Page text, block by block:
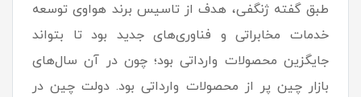
طبق گفته ژنگفی، هدف از تاسیس برند هواوی توسعه
خدمات مخابراتی و فناوری‌های جدید بود تا بتواند
جایگزین محصولات وارداتی بود؛ چون در آن سال‌های
بازار چین پر از محصولات وارداتی بود. دولت چین در